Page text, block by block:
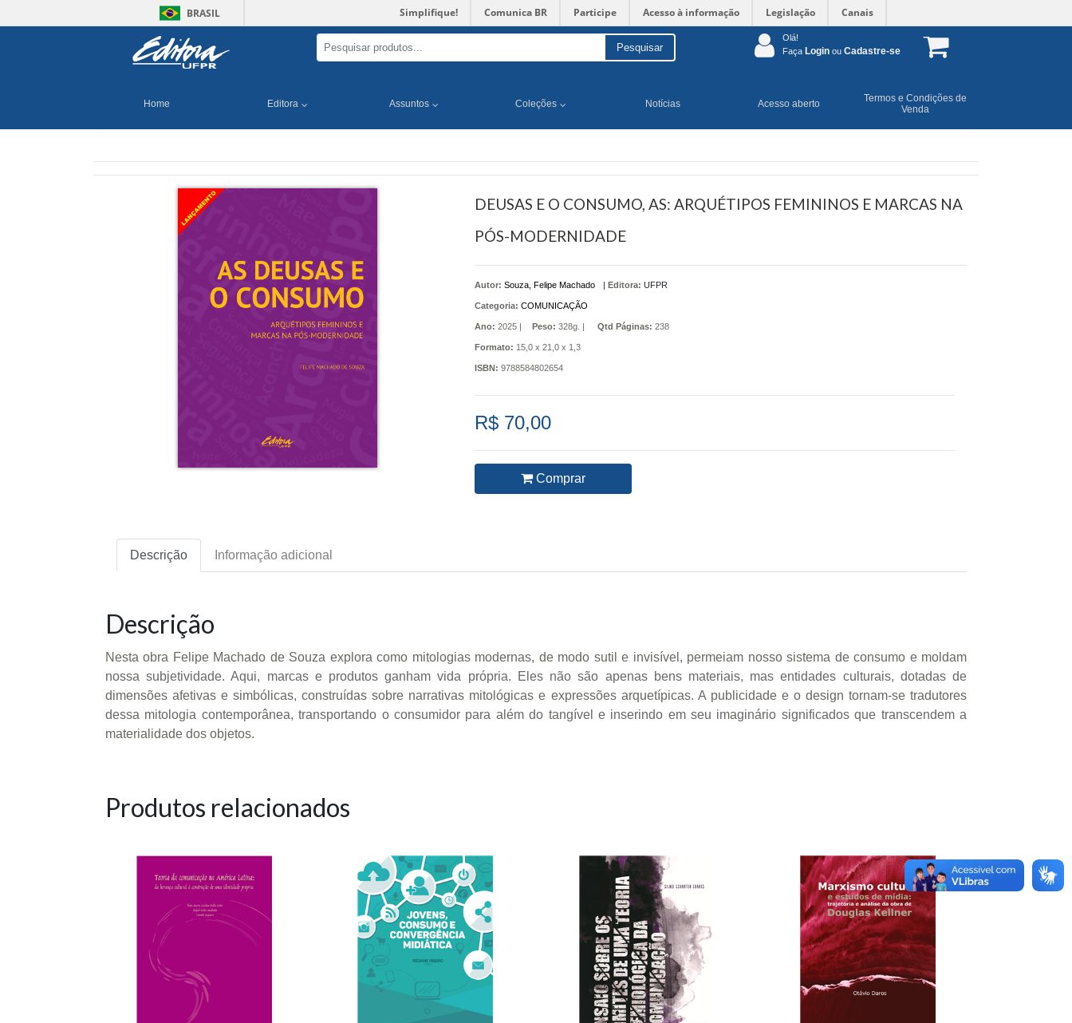
BRASIL Simplifique! Comunica BR Participe Acesso à informação Legislação Canais
Pesquisar
Olá!
Faça Login ou Cadastre-se
Home Editora Assuntos Coleções Notícias Acesso aberto
Termos e Condições de
Venda
DEUSAS E O CONSUMO, AS: ARQUÉTIPOS FEMININOS E MARCAS NA
PÓS-MODERNIDADE
Autor: Souza, Felipe Machado | Editora: UFPR
Categoria: COMUNICAÇÃO
Ano: 2025 | Peso: 328g. | Qtd Páginas: 238
Formato: 15,0 x 21,0 x 1,3
ISBN: 9788584802654
R$ 70,00
Comprar
Descrição Informação adicional
Descrição
Nesta obra Felipe Machado de Souza explora como mitologias modernas, de modo sutil e invisível, permeiam nosso sistema de consumo e moldam
nossa subjetividade. Aqui, marcas e produtos ganham vida própria. Eles não são apenas bens materiais, mas entidades culturais, dotadas de
dimensões afetivas e simbólicas, construídas sobre narrativas mitológicas e expressões arquetípicas. A publicidade e o design tornam-se tradutores
dessa mitologia contemporânea, transportando o consumidor para além do tangível e inserindo em seu imaginário significados que transcendem a
materialidade dos objetos.
Produtos relacionados